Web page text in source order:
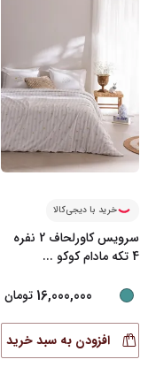
خرید با دیجی‌کالا
سرویس کاورلحاف 2 نفره
4 تکه مادام کوکو
...
16,000,000 تومان
افزودن به سبد خرید